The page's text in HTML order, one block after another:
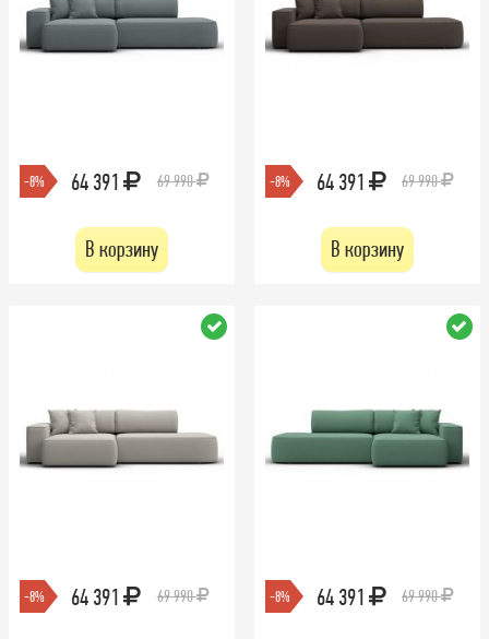
-8% 64 391 69 990
В корзину
-8% 64 391 69 990
В корзину
-8% 64 391 69 990 -8% 64 391 69 990